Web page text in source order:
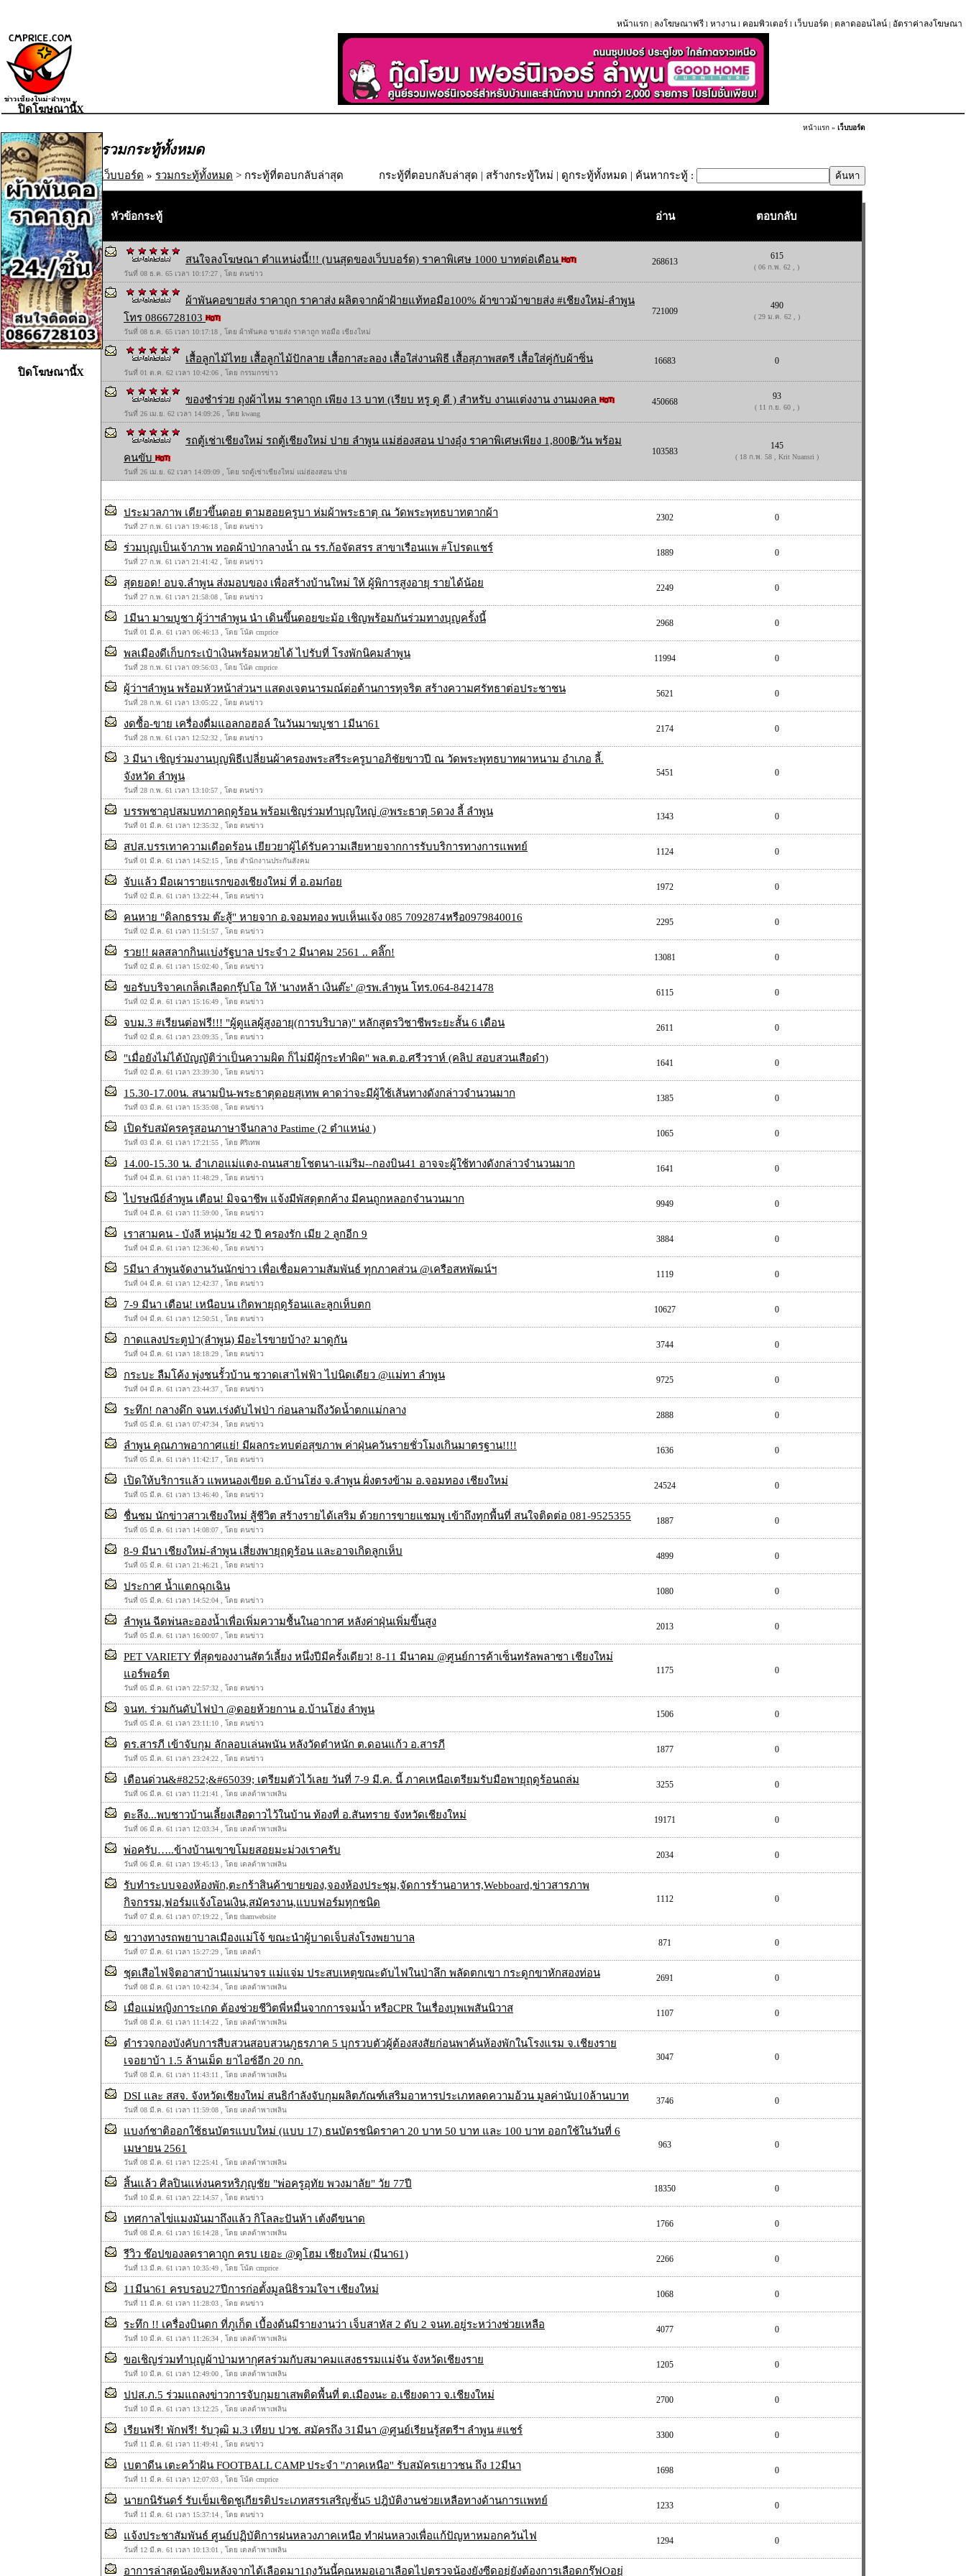
หน้าแรก | ลงโฆษณาฟรี l หางาน l คอมพิวเตอร์ l เว็บบอร์ด | ตลาดออนไลน์ | อัตราค่าลงโฆษณา
หน้าแรก » เว็บบอร์ด
รวมกระทู้ทั้งหมด
เว็บบอร์ด » รวมกระทู้ทั้งหมด > กระทู้ที่ตอบกลับล่าสุด กระทู้ที่ตอบกลับล่าสุด | สร้างกระทู้ใหม่ | ดูกระทู้ทั้งหมด | ค้นหากระทู้ :
หัวข้อกระทู้ อ่าน ตอบกลับ
สนใจลงโฆษณา ตำแหน่งนี้!!! (บนสุดของเว็บบอร์ด) ราคาพิเศษ 1000 บาทต่อเดือน
วันที่ 08 ธ.ค. 65 เวลา 10:17:27 , โดย ตนข่าว
268613
615
( 06 ก.พ. 62 , )
ผ้าพันคอขายส่ง ราคาถูก ราคาส่ง ผลิตจากผ้าฝ้ายแท้ทอมือ100% ผ้าขาวม้าขายส่ง #เชียงใหม่-ลำพูน
โทร 0866728103
วันที่ 08 ธ.ค. 65 เวลา 10:17:18 , โดย ผ้าพันคอ ขายส่ง ราคาถูก ทอมือ เชียงใหม่
721009
490
( 29 ม.ค. 62 , )
เสื้อลูกไม้ไทย เสื้อลูกไม้ปักลาย เสื้อกาสะลอง เสื้อใส่งานพิธี เสื้อสุภาพสตรี เสื้อใส่คู่กับผ้าซิ่น
วันที่ 01 ต.ค. 62 เวลา 10:42:06 , โดย กรรมกรข่าว
16683 0
ของชำร่วย ถุงผ้าไหม ราคาถูก เพียง 13 บาท (เรียบ หรู ดู ดี ) สำหรับ งานแต่งงาน งานมงคล
วันที่ 26 เม.ย. 62 เวลา 14:09:26 , โดย kwang
450668
93
( 11 ก.ย. 60 , )
รถตู้เช่าเชียงใหม่ รถตู้เชียงใหม่ ปาย ลำพูน แม่ฮ่องสอน ปางอุ๋ง ราคาพิเศษเพียง 1,800฿/วัน พร้อม
คนขับ
วันที่ 26 เม.ย. 62 เวลา 14:09:09 , โดย รถตู้เช่าเชียงใหม่ แม่ฮ่องสอน ปาย
103583
145
( 18 ก.พ. 58 , Krit Nuansri )
ประมวลภาพ เตียวขึ้นดอย ตามฮอยครูบา ห่มผ้าพระธาตุ ณ วัดพระพุทธบาทตากผ้า
วันที่ 27 ก.พ. 61 เวลา 19:46:18 , โดย ตนข่าว
2302 0
ร่วมบุญเป็นเจ้าภาพ ทอดผ้าป่ากลางน้ำ ณ รร.ก้อจัดสรร สาขาเรือนแพ #โปรดแชร์
วันที่ 27 ก.พ. 61 เวลา 21:41:42 , โดย ตนข่าว
1889 0
สุดยอด! อบจ.ลำพูน ส่งมอบของ เพื่อสร้างบ้านใหม่ ให้ ผู้พิการสูงอายุ รายได้น้อย
วันที่ 27 ก.พ. 61 เวลา 21:58:08 , โดย ตนข่าว
2249 0
1มีนา มาฆบูชา ผู้ว่าฯลำพูน นำ เดินขึ้นดอยขะม้อ เชิญพร้อมกันร่วมทางบุญครั้งนี้
วันที่ 01 มี.ค. 61 เวลา 06:46:13 , โดย โน้ต cmprice
2968 0
พลเมืองดีเก็บกระเป๋าเงินพร้อมหวยได้ ไปรับที่ โรงพักนิคมลำพูน
วันที่ 28 ก.พ. 61 เวลา 09:56:03 , โดย โน้ต cmprice
11994 0
ผู้ว่าฯลำพูน พร้อมหัวหน้าส่วนฯ แสดงเจตนารมณ์ต่อต้านการทุจริต สร้างความศรัทธาต่อประชาชน
วันที่ 28 ก.พ. 61 เวลา 13:05:22 , โดย ตนข่าว
5621 0
งดซื้อ-ขาย เครื่องดื่มแอลกอฮอล์ ในวันมาฆบูชา 1มีนา61
วันที่ 28 ก.พ. 61 เวลา 12:52:32 , โดย ตนข่าว
2174 0
3 มีนา เชิญร่วมงานบุญพิธีเปลี่ยนผ้าครองพระสรีระครูบาอภิชัยขาวปี ณ วัดพระพุทธบาทผาหนาม อำเภอ ลี้.
จังหวัด ลำพูน
วันที่ 28 ก.พ. 61 เวลา 13:10:57 , โดย ตนข่าว
5451 0
บรรพชาอุปสมบทภาคฤดูร้อน พร้อมเชิญร่วมทำบุญใหญ่ @พระธาตุ 5ดวง ลี้ ลำพูน
วันที่ 01 มี.ค. 61 เวลา 12:35:32 , โดย ตนข่าว
1343 0
สปส.บรรเทาความเดือดร้อน เยียวยาผู้ได้รับความเสียหายจากการรับบริการทางการแพทย์
วันที่ 01 มี.ค. 61 เวลา 14:52:15 , โดย สำนักงานประกันสังคม
1124 0
จับแล้ว มือเผารายแรกของเชียงใหม่ ที่ อ.อมก๋อย
วันที่ 02 มี.ค. 61 เวลา 13:22:44 , โดย ตนข่าว
1972 0
คนหาย "ดิลกธรรม ต๊ะสู้" หายจาก อ.จอมทอง พบเห็นแจ้ง 085 7092874หรือ0979840016
วันที่ 02 มี.ค. 61 เวลา 11:51:57 , โดย ตนข่าว
2295 0
รวย!! ผลสลากกินแบ่งรัฐบาล ประจำ 2 มีนาคม 2561 .. คลิ๊ก!
วันที่ 02 มี.ค. 61 เวลา 15:02:40 , โดย ตนข่าว
13081 0
ขอรับบริจาคเกล็ดเลือดกรุ๊ปโอ ให้ 'นางหล้า เงินต๊ะ' @รพ.ลำพูน โทร.064-8421478
วันที่ 02 มี.ค. 61 เวลา 15:16:49 , โดย ตนข่าว
6115 0
จบม.3 #เรียนต่อฟรี!!! "ผู้ดูแลผู้สูงอายุ(การบริบาล)" หลักสูตรวิชาชีพระยะสั้น 6 เดือน
วันที่ 02 มี.ค. 61 เวลา 23:09:35 , โดย ตนข่าว
2611 0
"เมื่อยังไม่ได้บัญญัติว่าเป็นความผิด ก็ไม่มีผู้กระทำผิด" พล.ต.อ.ศรีวราห์ (คลิป สอบสวนเสือดำ)
วันที่ 02 มี.ค. 61 เวลา 23:39:30 , โดย ตนข่าว
1641 0
15.30-17.00น. สนามบิน-พระธาตุดอยสุเทพ คาดว่าจะมีผู้ใช้เส้นทางดังกล่าวจำนวนมาก
วันที่ 03 มี.ค. 61 เวลา 15:35:08 , โดย ตนข่าว
1385 0
เปิดรับสมัครครูสอนภาษาจีนกลาง Pastime (2 ตำแหน่ง )
วันที่ 03 มี.ค. 61 เวลา 17:21:55 , โดย ศิริเทพ
1065 0
14.00-15.30 น. อำเภอแม่แตง-ถนนสายโชตนา-แม่ริม--กองบิน41 อาจจะผู้ใช้ทางดังกล่าวจำนวนมาก
วันที่ 04 มี.ค. 61 เวลา 11:48:29 , โดย ตนข่าว
1641 0
ไปรษณีย์ลำพูน เตือน! มิจฉาชีพ แจ้งมีพัสดุตกค้าง มีคนถูกหลอกจำนวนมาก
วันที่ 04 มี.ค. 61 เวลา 11:59:00 , โดย ตนข่าว
9949 0
เราสามคน - บังลี หนุ่มวัย 42 ปี ครองรัก เมีย 2 ลูกอีก 9
วันที่ 04 มี.ค. 61 เวลา 12:36:40 , โดย ตนข่าว
3884 0
5มีนา ลำพูนจัดงานวันนักข่าว เพื่อเชื่อมความสัมพันธ์ ทุกภาคส่วน @เครือสหพัฒน์ฯ
วันที่ 04 มี.ค. 61 เวลา 12:42:37 , โดย ตนข่าว
1119 0
7-9 มีนา เตือน! เหนือบน เกิดพายุฤดูร้อนและลูกเห็บตก
วันที่ 04 มี.ค. 61 เวลา 12:50:51 , โดย ตนข่าว
10627 0
กาดแลงประตูป่า(ลำพูน) มีอะไรขายบ้าง? มาดูกัน
วันที่ 04 มี.ค. 61 เวลา 18:18:29 , โดย ตนข่าว
3744 0
กระบะ ลืมโค้ง พุ่งชนรั้วบ้าน ซวาดเสาไฟฟ้า ไปนิดเดียว @แม่ทา ลำพูน
วันที่ 04 มี.ค. 61 เวลา 23:44:37 , โดย ตนข่าว
9725 0
ระทึก! กลางดึก จนท.เร่งดับไฟป่า ก่อนลามถึงวัดน้ำตกแม่กลาง
วันที่ 05 มี.ค. 61 เวลา 07:47:34 , โดย ตนข่าว
2888 0
ลำพูน คุณภาพอากาศแย่! มีผลกระทบต่อสุขภาพ ค่าฝุ่นควันรายชั่วโมงเกินมาตรฐาน!!!!
วันที่ 05 มี.ค. 61 เวลา 11:42:17 , โดย ตนข่าว
1636 0
เปิดให้บริการแล้ว แพหนองเขียด อ.บ้านโฮ่ง จ.ลำพูน ฝั่งตรงข้าม อ.จอมทอง เชียงใหม่
วันที่ 05 มี.ค. 61 เวลา 13:46:40 , โดย ตนข่าว
24524 0
ชื่นชม นักข่าวสาวเชียงใหม่ สู้ชีวิต สร้างรายได้เสริม ด้วยการขายแชมพู เข้าถึงทุกพื้นที่ สนใจติดต่อ 081-9525355
วันที่ 05 มี.ค. 61 เวลา 14:08:07 , โดย ตนข่าว
1887 0
8-9 มีนา เชียงใหม่-ลำพูน เสี่ยงพายุฤดูร้อน และอาจเกิดลูกเห็บ
วันที่ 05 มี.ค. 61 เวลา 21:46:21 , โดย ตนข่าว
4899 0
ประกาศ น้ำแตกฉุกเฉิน
วันที่ 05 มี.ค. 61 เวลา 14:52:04 , โดย ตนข่าว
1080 0
ลำพูน ฉีดพ่นละอองน้ำเพื่อเพิ่มความชื้นในอากาศ หลังค่าฝุ่นเพิ่มขึ้นสูง
วันที่ 05 มี.ค. 61 เวลา 16:00:07 , โดย ตนข่าว
2013 0
PET VARIETY ที่สุดของงานสัตว์เลี้ยง หนึ่งปีมีครั้งเดียว! 8-11 มีนาคม @ศูนย์การค้าเซ็นทรัลพลาซา เชียงใหม่
แอร์พอร์ต
วันที่ 05 มี.ค. 61 เวลา 22:57:32 , โดย ตนข่าว
1175 0
จนท. ร่วมกันดับไฟป่า @ดอยห้วยกาน อ.บ้านโฮ่ง ลำพูน
วันที่ 05 มี.ค. 61 เวลา 23:11:10 , โดย ตนข่าว
1506 0
ตร.สารภี เข้าจับกุม ลักลอบเล่นพนัน หลังวัดตำหนัก ต.ดอนแก้ว อ.สารภี
วันที่ 05 มี.ค. 61 เวลา 23:24:22 , โดย ตนข่าว
1877 0
เตือนด่วน&#8252;&#65039; เตรียมตัวไว้เลย วันที่ 7-9 มี.ค. นี้ ภาคเหนือเตรียมรับมือพายุฤดูร้อนถล่ม
วันที่ 06 มี.ค. 61 เวลา 11:21:41 , โดย เดลต้าพาเพลิน
3255 0
ตะลึง...พบชาวบ้านเลี้ยงเสือดาวไว้ในบ้าน ท้องที่ อ.สันทราย จังหวัดเชียงใหม่
วันที่ 06 มี.ค. 61 เวลา 12:03:34 , โดย เดลต้าพาเพลิน
19171 0
พ่อครับ…..ข้างบ้านเขาขโมยสอยมะม่วงเราครับ
วันที่ 06 มี.ค. 61 เวลา 19:45:13 , โดย เดลต้าพาเพลิน
2034 0
รับทำระบบจองห้องพัก,ตะกร้าสินค้าขายของ,จองห้องประชุม,จัดการร้านอาหาร,Webboard,ข่าวสารภาพ
กิจกรรม,ฟอร์มแจ้งโอนเงิน,สมัครงาน,แบบฟอร์มทุกชนิด
วันที่ 07 มี.ค. 61 เวลา 07:19:22 , โดย thamwebsite
1112 0
ขวางทางรถพยาบาลเมืองแม่โจ้ ขณะนำผู้บาดเจ็บส่งโรงพยาบาล
วันที่ 07 มี.ค. 61 เวลา 15:27:29 , โดย เดลต้า
871 0
ชุดเสือไฟจิตอาสาบ้านแม่นาจร แม่แจ่ม ประสบเหตุขณะดับไฟในป่าลึก พลัดตกเขา กระดูกขาหักสองท่อน
วันที่ 08 มี.ค. 61 เวลา 10:42:34 , โดย เดลต้าพาเพลิน
2691 0
เมื่อแม่หญิงการะเกด ต้องช่วยชีวิตพี่หมื่นจากการจมน้ำ หรือCPR ในเรื่องบุพเพสันนิวาส
วันที่ 08 มี.ค. 61 เวลา 11:14:22 , โดย เดลต้าพาเพลิน
1107 0
ตำรวจกองบังคับการสืบสวนสอบสวนภูธรภาค 5 บุกรวบตัวผู้ต้องสงสัยก่อนพาค้นห้องพักในโรงแรม จ.เชียงราย
เจอยาบ้า 1.5 ล้านเม็ด ยาไอซ์อีก 20 กก.
วันที่ 08 มี.ค. 61 เวลา 11:43:11 , โดย เดลต้าพาเพลิน
3047 0
DSI และ สสจ. จังหวัดเชียงใหม่ สนธิกำลังจับกุมผลิตภัณฑ์เสริมอาหารประเภทลดความอ้วน มูลค่านับ10ล้านบาท
วันที่ 08 มี.ค. 61 เวลา 11:59:08 , โดย เดลต้าพาเพลิน
3746 0
แบงก์ชาติออกใช้ธนบัตรแบบใหม่ (แบบ 17) ธนบัตรชนิดราคา 20 บาท 50 บาท และ 100 บาท ออกใช้ในวันที่ 6
เมษายน 2561
วันที่ 08 มี.ค. 61 เวลา 12:25:41 , โดย เดลต้าพาเพลิน
963 0
สิ้นแล้ว ศิลปินแห่งนครหริภุญชัย "พ่อครูอุทัย พวงมาลัย" วัย 77ปี
วันที่ 10 มี.ค. 61 เวลา 22:14:57 , โดย ตนข่าว
18350 0
เทศกาลไข่แมงมันมาถึงแล้ว กิโลละปันห้า เต้งดีขนาด
วันที่ 08 มี.ค. 61 เวลา 16:14:28 , โดย เดลต้าพาเพลิน
1766 0
รีวิว ช๊อปของลดราคาถูก ครบ เยอะ @ดูโฮม เชียงใหม่ (มีนา61)
วันที่ 13 มี.ค. 61 เวลา 10:35:49 , โดย โน้ต cmprice
2266 0
11มีนา61 ครบรอบ27ปีการก่อตั้งมูลนิธิรวมใจฯ เชียงใหม่
วันที่ 11 มี.ค. 61 เวลา 11:28:03 , โดย ตนข่าว
1068 0
ระทึก !! เครื่องบินตก ที่ภูเก็ต เบื้องต้นมีรายงานว่า เจ็บสาหัส 2 ดับ 2 จนท.อยู่ระหว่างช่วยเหลือ
วันที่ 10 มี.ค. 61 เวลา 11:26:34 , โดย เดลต้าพาเพลิน
4077 0
ขอเชิญร่วมทำบุญผ้าป่ามหากุศลร่วมกับสมาคมแสงธรรมแม่จัน จังหวัดเชียงราย
วันที่ 10 มี.ค. 61 เวลา 12:49:00 , โดย เดลต้าพาเพลิน
1205 0
ปปส.ภ.5 ร่วมแถลงข่าวการจับกุมยาเสพติดพื้นที่ ต.เมืองนะ อ.เชียงดาว จ.เชียงใหม่
วันที่ 10 มี.ค. 61 เวลา 13:12:25 , โดย เดลต้าพาเพลิน
2700 0
เรียนฟรี! พักฟรี! รับวุฒิ ม.3 เทียบ ปวช. สมัครถึง 31มีนา @ศูนย์เรียนรู้สตรีฯ ลำพูน #แชร์
วันที่ 11 มี.ค. 61 เวลา 11:49:41 , โดย ตนข่าว
3300 0
เบตาดีน เตะคว้าฝัน FOOTBALL CAMP ประจำ ''ภาคเหนือ'' รับสมัครเยาวชน ถึง 12มีนา
วันที่ 11 มี.ค. 61 เวลา 12:07:03 , โดย โน้ต cmprice
1698 0
นายกนิรันดร์ รับเข็มเชิดชูเกียรติประเภทสรรเสริญชั้น5 ปฎิบัติงานช่วยเหลือทางด้านการเเพทย์
วันที่ 11 มี.ค. 61 เวลา 15:37:14 , โดย ตนข่าว
1233 0
แจ้งประชาสัมพันธ์ ศูนย์ปฏิบัติการฝนหลวงภาคเหนือ ทำฝนหลวงเพื่อแก้ปัญหาหมอกควันไฟ
วันที่ 12 มี.ค. 61 เวลา 10:13:01 , โดย เดลต้าพาเพลิน
1294 0
อาการล่าสุดน้องขิมหลังจากได้เลือดมา1ถุงวันนี้คุณหมอเอาเลือดไปตรวจน้องยังซีดอยุ่ยังต้องการเลือดกรุ๊ฟOอยุ่
ปิดโฆษณานี้X
ปิดโฆษณานี้X